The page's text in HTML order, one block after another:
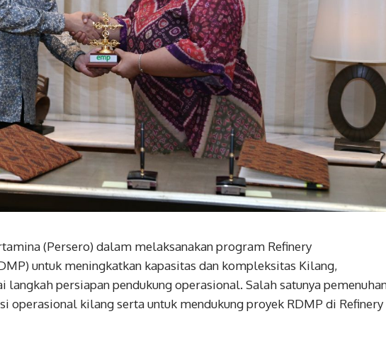
(Persero) dalam melaksanakan program Refinery
untuk meningkatkan kapasitas dan kompleksitas Kilang,
persiapan pendukung operasional. Salah satunya
operasional kilang serta untuk mendukung proyek RDMP di Refinery